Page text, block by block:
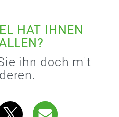
HAT IHNEN
ihn doch mit